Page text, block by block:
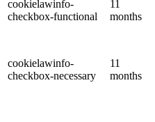
cookielawinfo-
checkbox-functional
11
months
cookielawinfo-
checkbox-necessary
11
months